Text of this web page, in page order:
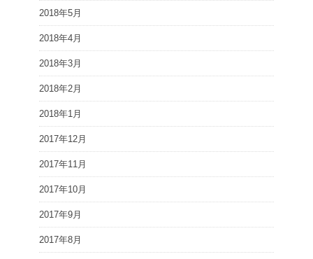
2018年5月
2018年4月
2018年3月
2018年2月
2018年1月
2017年12月
2017年11月
2017年10月
2017年9月
2017年8月